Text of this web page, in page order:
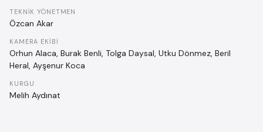
TEKNIK YÖNETMEN
Özcan Akar
KAMERA EKIBI
Orhun Alaca, Burak Benli, Tolga Daysal, Utku Dönmez, Beril
Heral, Ayşenur Koca
KURGU
Melih Aydınat